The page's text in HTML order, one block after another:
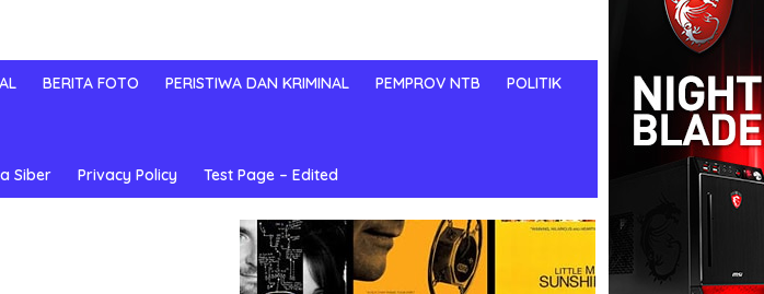
BERITA FOTO PERISTIWA DAN KRIMINAL PEMPROV NTB POLITIK
Siber Privacy Policy Test Page – Edited